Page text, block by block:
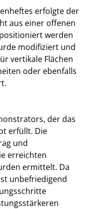
erfolgte der
aus einer offenen
werden
modifiziert und
vertikale Flächen
oder ebenfalls
der das
erfüllt. Die
und
erreichten
ermittelt. Da
unbefriedigend